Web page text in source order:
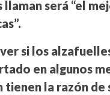
llaman será “el
si los
en algunos
tienen la razón de